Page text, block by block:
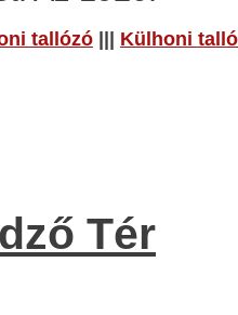
tallózó Külhoni
Tér